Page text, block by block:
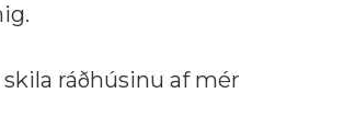
ráðhúsinu af mér